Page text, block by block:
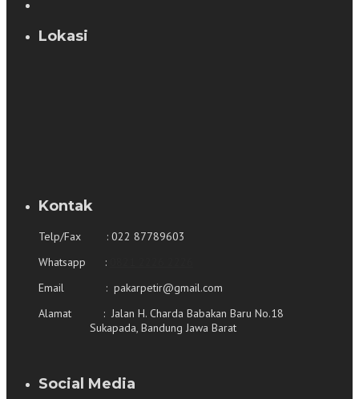
Lokasi
Kontak
Telp/Fax : 022 87789603
Whatsapp :
Email : pakarpetir@gmail.com
Alamat : Jalan H. Charda Babakan Baru No.18
Sukapada, Bandung Jawa Barat
Social Media